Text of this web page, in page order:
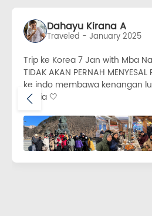
Dahayu Kirana A
Traveled - January 2025
Trip ke Korea 7 Jan with Mba
TIDAK AKAN PERNAH
ke indo membawa kenangan
Nadia 🤍